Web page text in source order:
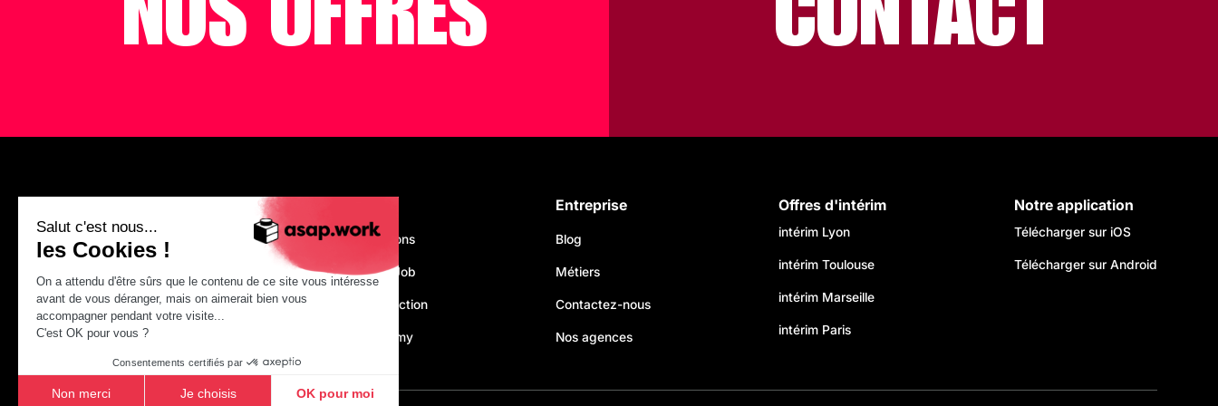
Salut c'est nous...
les Cookies !
On a attendu d'être sûrs que le contenu de ce site vous intéresse
avant de vous déranger, mais on aimerait bien vous
accompagner pendant votre visite...
C'est OK pour vous ?
Consentements certifiés par
Non merci Je choisis OK pour moi
NOS OFFRES CONTACT
Nous recrutons
Make Your Job
Just construction
asap.academy
Entreprise
Blog
Métiers
Contactez-nous
Nos agences
Offres d'intérim
intérim Lyon
intérim Toulouse
intérim Marseille
intérim Paris
Notre application
Télécharger sur iOS
Télécharger sur Android